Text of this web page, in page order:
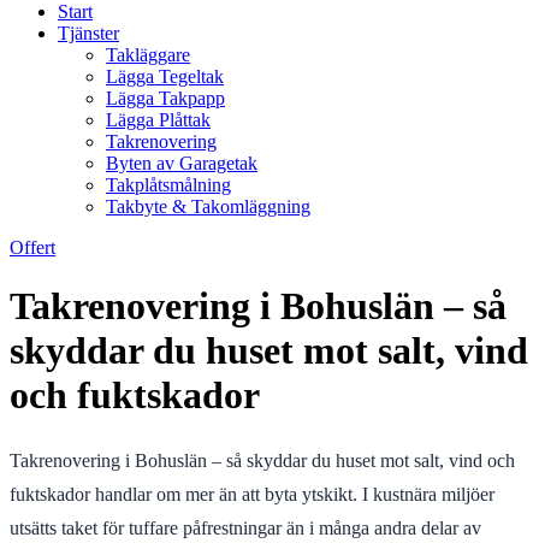
Start
Tjänster
Takläggare
Lägga Tegeltak
Lägga Takpapp
Lägga Plåttak
Takrenovering
Byten av Garagetak
Takplåtsmålning
Takbyte & Takomläggning
Offert
Takrenovering i Bohuslän – så
skyddar du huset mot salt, vind
och fuktskador
Takrenovering i Bohuslän – så skyddar du huset mot salt, vind och
fuktskador handlar om mer än att byta ytskikt. I kustnära miljöer
utsätts taket för tuffare påfrestningar än i många andra delar av